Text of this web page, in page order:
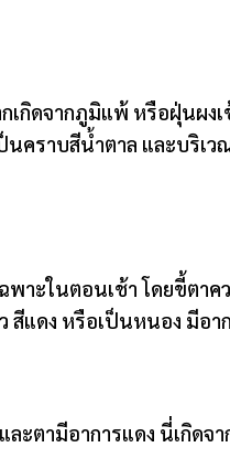
เกิดจากภูมิแพ้ หรือฝุ่นผง
นคราบสีน้ำตาล และบริเ
พาะในตอนเช้า โดยขี้ตา
สีแดง หรือเป็นหนอง มี
ตามีอาการแดง นี่เกิดจ